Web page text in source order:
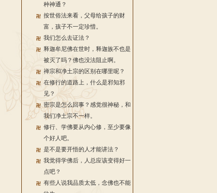
种神通？
按世俗法来看，父母给孩子的财
富，孩子不一定珍惜。
我们怎么去证法？
释迦牟尼佛在世时，释迦族不也是
被灭了吗？佛也没法阻止啊。
禅宗和净土宗的区别在哪里呢？
在修行的道路上，什么是邪知邪
见？
密宗是怎么回事？感觉很神秘，和
我们净土宗不一样。
修行、学佛要从内心修，至少要像
个好人吧。
是不是要开悟的人才能讲法？
我觉得学佛后，人总应该变得好一
点吧？
有些人说我品质太低，念佛也不能